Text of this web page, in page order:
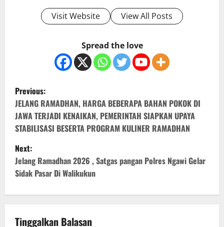
Visit Website
View All Posts
Spread the love
P
o
s
t
n
a
v
Previous:
JELANG RAMADHAN, HARGA BEBERAPA BAHAN POKOK DI
JAWA TERJADI KENAIKAN, PEMERINTAH SIAPKAN UPAYA
STABILISASI BESERTA PROGRAM KULINER RAMADHAN
Next:
Jelang Ramadhan 2026 , Satgas pangan Polres Ngawi Gelar
Sidak Pasar Di Walikukun
Tinggalkan Balasan